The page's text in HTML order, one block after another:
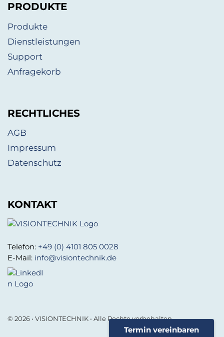
Termin vereinbaren
PRODUKTE
Produkte
Dienstleistungen
Support
Anfragekorb
RECHTLICHES
AGB
Impressum
Datenschutz
KONTAKT
Telefon: +49 (0) 4101 805 0028
E-Mail: info@visiontechnik.de
© 2026 • VISIONTECHNIK • Alle Rechte vorbehalten.